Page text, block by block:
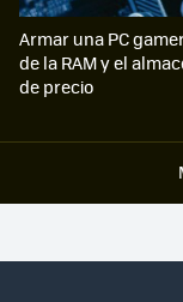
Armar una PC
de la RAM y el
de precio